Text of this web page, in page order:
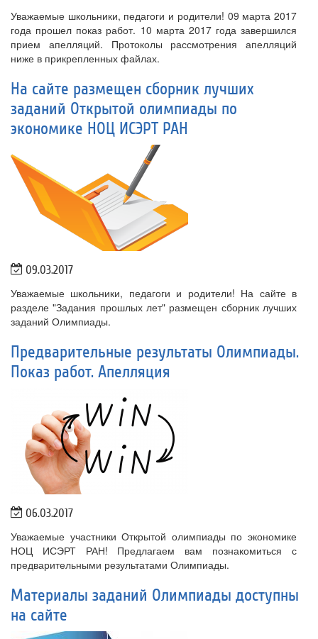
Уважаемые школьники, педагоги и родители! 09 марта 2017
года прошел показ работ. 10 марта 2017 года завершился
прием апелляций. Протоколы рассмотрения апелляций
ниже в прикрепленных файлах.
На сайте размещен сборник лучших
заданий Открытой олимпиады по
экономике НОЦ ИСЭРТ РАН
09.03.2017
Уважаемые школьники, педагоги и родители! На сайте в
разделе "Задания прошлых лет" размещен сборник лучших
заданий Олимпиады.
Предварительные результаты Олимпиады.
Показ работ. Апелляция
06.03.2017
Уважаемые участники Открытой олимпиады по экономике
НОЦ ИСЭРТ РАН! Предлагаем вам познакомиться с
предварительными результатами Олимпиады.
Материалы заданий Олимпиады доступны
на сайте